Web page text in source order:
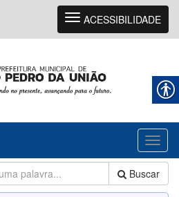
Navegação
ACESSIBILIDADE
Buscar